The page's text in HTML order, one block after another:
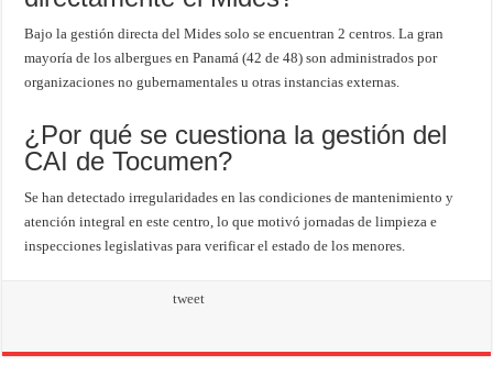
Bajo la gestión directa del Mides solo se encuentran 2 centros. La gran
mayoría de los albergues en Panamá (42 de 48) son administrados por
organizaciones no gubernamentales u otras instancias externas.
¿Por qué se cuestiona la gestión del
CAI de Tocumen?
Se han detectado irregularidades en las condiciones de mantenimiento y
atención integral en este centro, lo que motivó jornadas de limpieza e
inspecciones legislativas para verificar el estado de los menores.
tweet